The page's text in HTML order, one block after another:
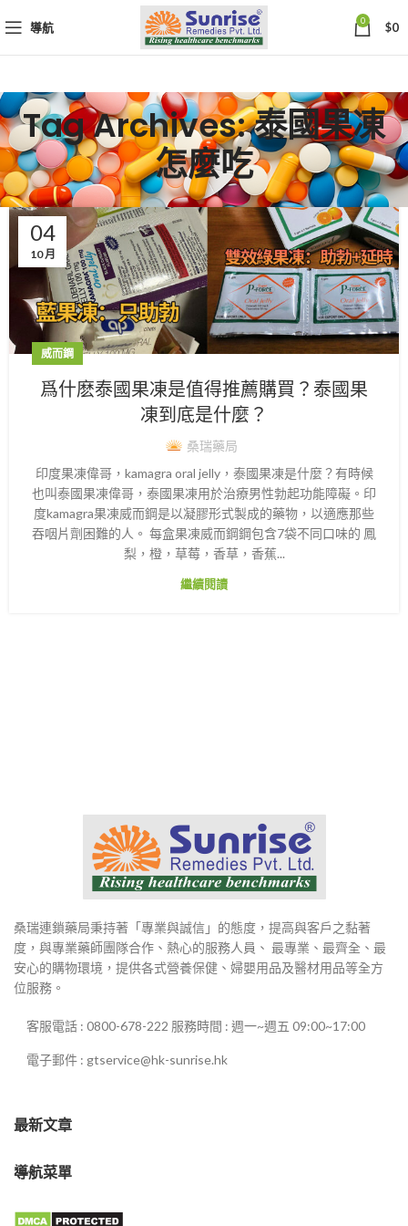
導航 0 $0
Tag Archives: 泰國果凍
怎麼吃
04
10 月
威而鋼
爲什麽泰國果凍是值得推薦購買？泰國果
凍到底是什麼？
桑瑞藥局
印度果凍偉哥，kamagra oral jelly，泰國果凍是什麼？有時候
也叫泰國果凍偉哥，泰國果凍用於治療男性勃起功能障礙。印
度kamagra果凍威而鋼是以凝膠形式製成的藥物，以適應那些
吞咽片劑困難的人。 每盒果凍威而鋼鋼包含7袋不同口味的 鳳
梨，橙，草莓，香草，香蕉...
繼續閱讀
桑瑞連鎖藥局秉持著「專業與誠信」的態度，提高與客戶之黏著
度，與專業藥師團隊合作、熱心的服務人員、 最專業、最齊全、最
安心的購物環境，提供各式營養保健、婦嬰用品及醫材用品等全方
位服務。
客服電話 : 0800-678-222 服務時間 : 週一~週五 09:00~17:00
電子郵件 : gtservice@hk-sunrise.hk
最新文章
導航菜單